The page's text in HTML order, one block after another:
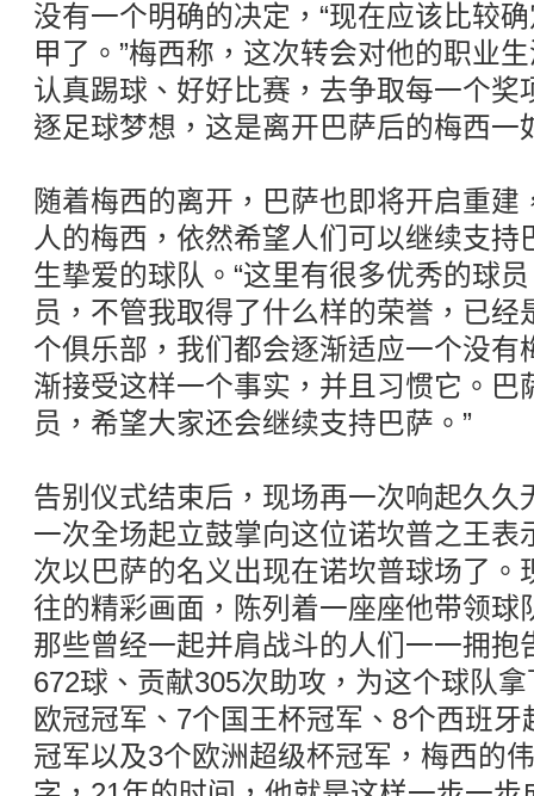
没有一个明确的决定，“现在应该比较
甲了。”梅西称，这次转会对他的职业
认真踢球、好好比赛，去争取每一个奖
逐足球梦想，这是离开巴萨后的梅西一
随着梅西的离开，巴萨也即将开启重
人的梅西，依然希望人们可以继续支持
生挚爱的球队。“这里有很多优秀的球
员，不管我取得了什么样的荣誉，已经
个俱乐部，我们都会逐渐适应一个没有
渐接受这样一个事实，并且习惯它。巴
员，希望大家还会继续支持巴萨。”
告别仪式结束后，现场再一次响起久久
一次全场起立鼓掌向这位诺坎普之王表
次以巴萨的名义出现在诺坎普球场了。
往的精彩画面，陈列着一座座他带领球
那些曾经一起并肩战斗的人们一一拥抱
672球、贡献305次助攻，为这个球队
欧冠冠军、7个国王杯冠军、8个西班
冠军以及3个欧洲超级杯冠军，梅西的